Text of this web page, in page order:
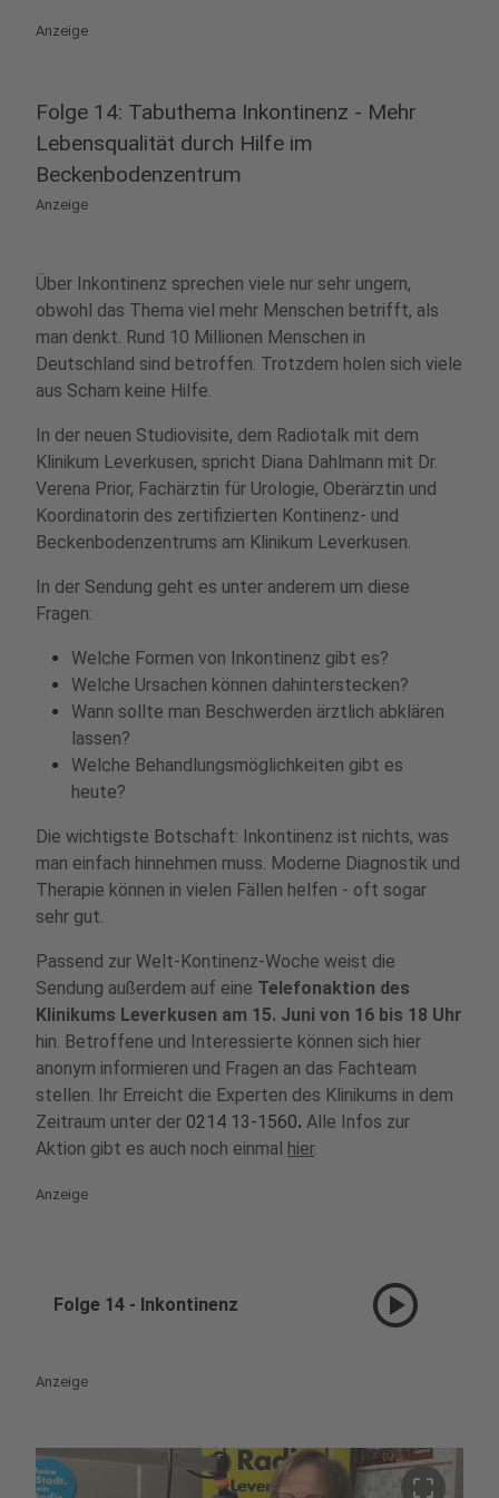
Anzeige
Folge 14: Tabuthema Inkontinenz - Mehr
Lebensqualität durch Hilfe im
Beckenbodenzentrum
Anzeige
Über Inkontinenz sprechen viele nur sehr ungern,
obwohl das Thema viel mehr Menschen betrifft, als
man denkt. Rund 10 Millionen Menschen in
Deutschland sind betroffen. Trotzdem holen sich viele
aus Scham keine Hilfe.
In der neuen Studiovisite, dem Radiotalk mit dem
Klinikum Leverkusen, spricht Diana Dahlmann mit Dr.
Verena Prior, Fachärztin für Urologie, Oberärztin und
Koordinatorin des zertifizierten Kontinenz- und
Beckenbodenzentrums am Klinikum Leverkusen.
In der Sendung geht es unter anderem um diese
Fragen:
Welche Formen von Inkontinenz gibt es?
Welche Ursachen können dahinterstecken?
Wann sollte man Beschwerden ärztlich abklären
lassen?
Welche Behandlungsmöglichkeiten gibt es
heute?
Die wichtigste Botschaft: Inkontinenz ist nichts, was
man einfach hinnehmen muss. Moderne Diagnostik und
Therapie können in vielen Fällen helfen - oft sogar
sehr gut.
Passend zur Welt-Kontinenz-Woche weist die
Sendung außerdem auf eine Telefonaktion des
Klinikums Leverkusen am 15. Juni von 16 bis 18 Uhr
hin. Betroffene und Interessierte können sich hier
anonym informieren und Fragen an das Fachteam
stellen. Ihr Erreicht die Experten des Klinikums in dem
Zeitraum unter der 0214 13-1560. Alle Infos zur
Aktion gibt es auch noch einmal hier.
Anzeige
Folge 14 - Inkontinenz play_circle
Anzeige
crop_free